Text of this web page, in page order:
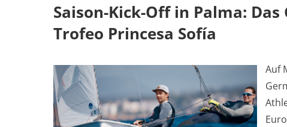
Saison-Kick-Off in Palma:
Trofeo Princesa Sofía
Auf